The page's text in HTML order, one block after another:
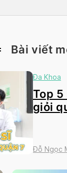
Bài viết
Đa Khoa
Top 5
giỏi
Đỗ Ngọc